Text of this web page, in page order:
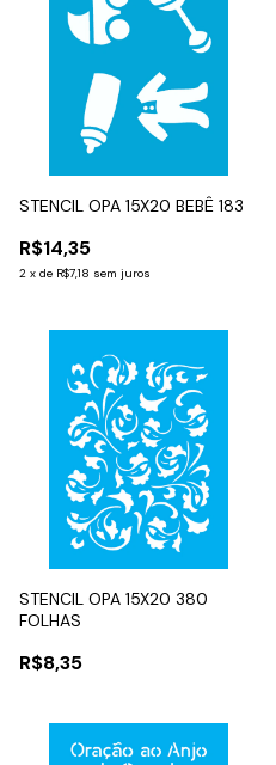
STENCIL OPA 15X20 BEBÊ 183
R$14,35
2 x de R$7,18 sem juros
STENCIL OPA 15X20 380
FOLHAS
R$8,35